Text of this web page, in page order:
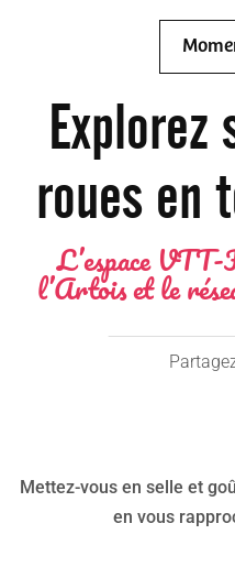
Explorez
roues en
L’espace VTT-
l’Artois et le
Mettez-vous en selle et
en vous